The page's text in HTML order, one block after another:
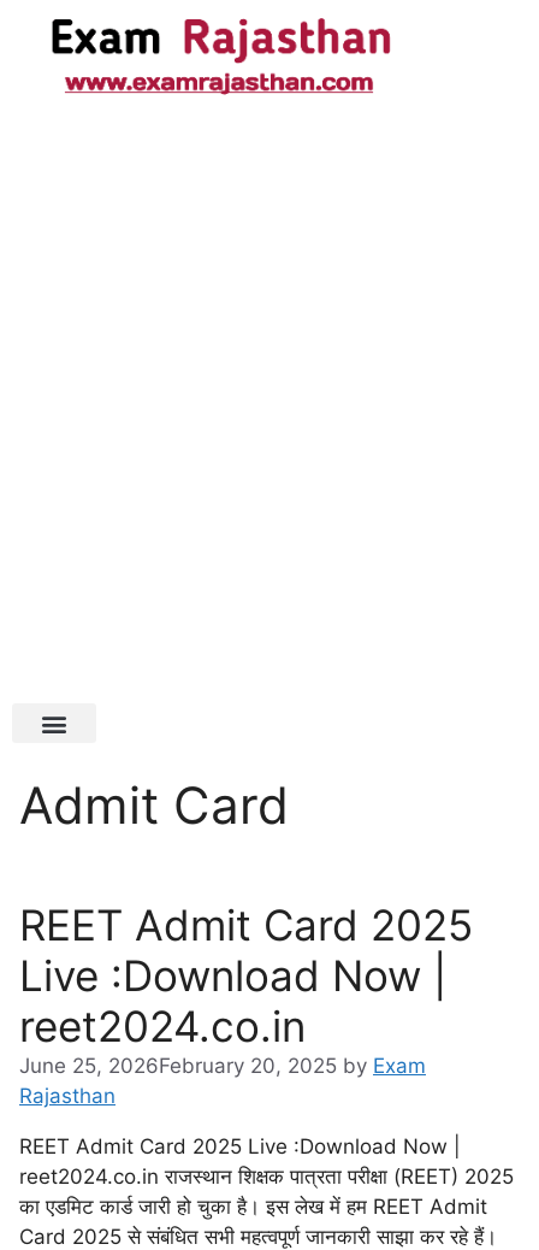
Admit Card
REET Admit Card 2025
Live :Download Now |
reet2024.co.in
June 25, 2026February 20, 2025 by Exam
Rajasthan
REET Admit Card 2025 Live :Download Now |
reet2024.co.in राजस्थान शिक्षक पात्रता परीक्षा (REET) 2025
का एडमिट कार्ड जारी हो चुका है। इस लेख में हम REET Admit
Card 2025 से संबंधित सभी महत्वपूर्ण जानकारी साझा कर रहे हैं।